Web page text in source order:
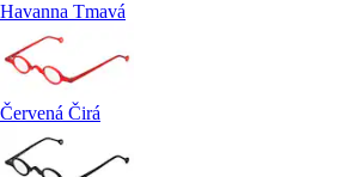
Havanna Tmavá
Červená Čirá